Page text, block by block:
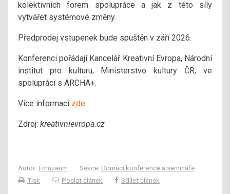
kolektivních forem spolupráce a jak z této síly
vytvářet systémové změny.
Předprodej vstupenek bude spuštěn v září 2026.
Konferenci pořádají Kancelář Kreativní Evropa, Národní
institut pro kulturu, Ministerstvo kultury ČR, ve
spolupráci s ARCHA+.
Více informací zde.
Zdroj: kreativnievropa.cz
Autor: Emuzeum Sekce: Domácí konference a semináře
Tisk
Poslat článek Sdílet článek